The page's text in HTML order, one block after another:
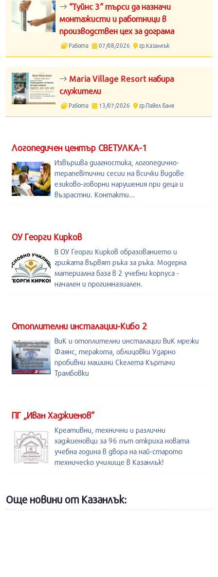
“Туйнс 3“ търси да назначи
монтажисти и работници в
производствен цех за дограма
Работа 07/08/2026 гр.Казанлък
Maria Village Resort набира
служители
Работа 13/07/2026 гр.Павел Баня
Логопедичен център СВЕТУЛКА-1
Извършва диагностика, логопедично-
терапевтични сесии на всички видове
езиково-говорни нарушения при деца и
възрастни. Контакти...
ОУ Георги Кирков
В ОУ Георги Кирков образованието и
грижата вървят ръка за ръка. Модерна
материална база в 2 учебни корпуса -
начален и прогимназиален.
Отоплителни инсталации-Кибо 2
ВиК и отоплителни инсталации ВиК мрежи
Фаянс, теракота, облицовки Ударно
пробивни машини Скелета Къртачи
Трамбовки
ПГ „Иван Хаджиенов”
Креативни, технични и различни
хаджиеновци за 96 път откриха новата
учебна година в двора на най-старото
техническо училище в Казанлък!
Още новини от Казанлък: